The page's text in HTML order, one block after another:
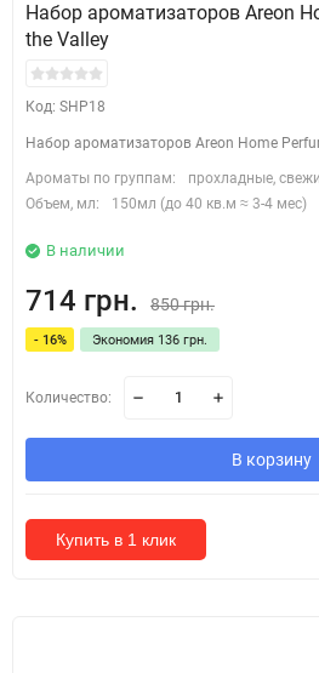
Набор ароматизаторов Areon
the Valley
Код: SHP18
Набор ароматизаторов Areon Home
Ароматы по группам:
прохладные,
Объем, мл:
150мл (до 40 кв.м ≈ 3-4 мес)
В наличии
714 грн. 850 грн.
- 16% Экономия 136 грн.
Количество:
В корзину
Купить в 1 клик